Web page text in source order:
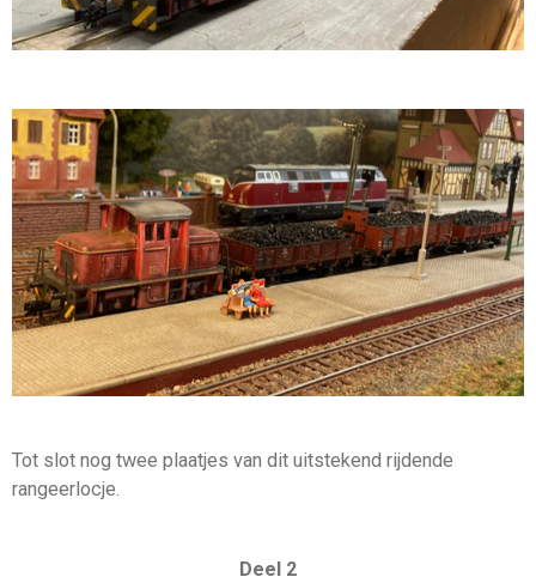
Tot slot nog twee plaatjes van dit uitstekend rijdende
rangeerlocje.
Deel 2